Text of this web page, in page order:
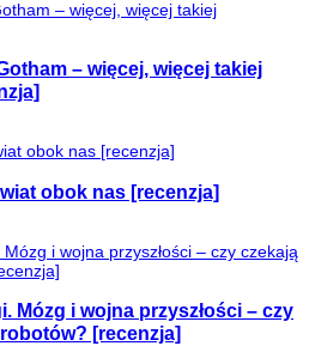
– więcej, więcej takiej
obok nas [recenzja]
Mózg i wojna przyszłości – czy
[recenzja]